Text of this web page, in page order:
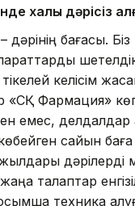
халық дәрісіз
дәрінің бағасы. Біз
келісім
«СҚ Фармация»
емес,
сайын
дәрілерді
талаптар
техника